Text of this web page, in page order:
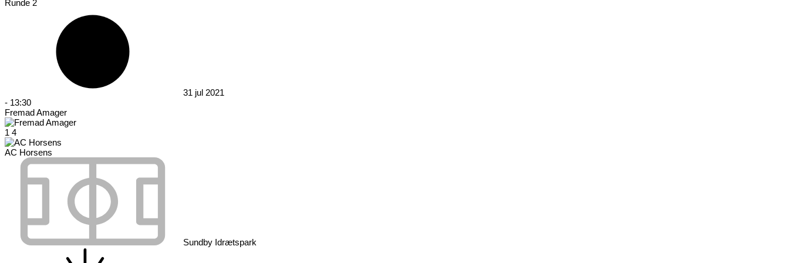
Runde 2
31 jul 2021
- 13:30
Fremad Amager
1 4
AC Horsens
Sundby Idrætspark